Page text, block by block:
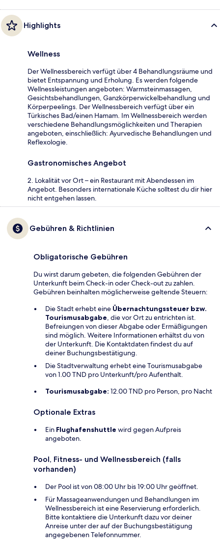
Highlights
Wellness
Der Wellnessbereich verfügt über 4 Behandlungsräume und
bietet Entspannung und Erholung. Es werden folgende
Wellnessleistungen angeboten: Warmsteinmassagen,
Gesichtsbehandlungen, Ganzkörperwickelbehandlung und
Körperpeelings. Der Wellnessbereich verfügt über ein
Türkisches Bad/einen Hamam. Im Wellnessbereich werden
verschiedene Behandlungsmöglichkeiten und Therapien
angeboten, einschließlich: Ayurvedische Behandlungen und
Reflexologie.
Gastronomisches Angebot
2. Lokalität vor Ort – ein Restaurant mit Abendessen im
Angebot. Besonders internationale Küche solltest du dir hier
nicht entgehen lassen.
Gebühren & Richtlinien
Obligatorische Gebühren
Du wirst darum gebeten, die folgenden Gebühren der
Unterkunft beim Check-in oder Check-out zu zahlen.
Gebühren beinhalten möglicherweise geltende Steuern:
Die Stadt erhebt eine Übernachtungssteuer bzw.
Tourismusabgabe, die vor Ort zu entrichten ist.
Befreiungen von dieser Abgabe oder Ermäßigungen
sind möglich. Weitere Informationen erhältst du von
der Unterkunft. Die Kontaktdaten findest du auf
deiner Buchungsbestätigung.
Die Stadtverwaltung erhebt eine Tourismusabgabe
von 1.00 TND pro Unterkunft/pro Aufenthalt.
Tourismusabgabe: 12.00 TND pro Person, pro Nacht
Optionale Extras
Ein Flughafenshuttle wird gegen Aufpreis
angeboten.
Pool, Fitness- und Wellnessbereich (falls
vorhanden)
Der Pool ist von 08:00 Uhr bis 19:00 Uhr geöffnet.
Für Massageanwendungen und Behandlungen im
Wellnessbereich ist eine Reservierung erforderlich.
Bitte kontaktiere die Unterkunft dazu vor deiner
Anreise unter der auf der Buchungsbestätigung
angegebenen Telefonnummer.